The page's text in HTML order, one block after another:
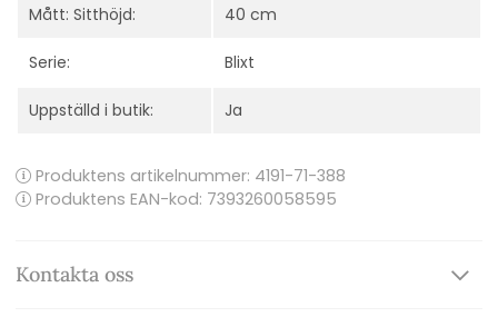
Mått: Sitthöjd: 40 cm
Serie: Blixt
Uppställd i butik: Ja
Produktens artikelnummer: 4191-71-388
Produktens EAN-kod: 7393260058595
Kontakta oss